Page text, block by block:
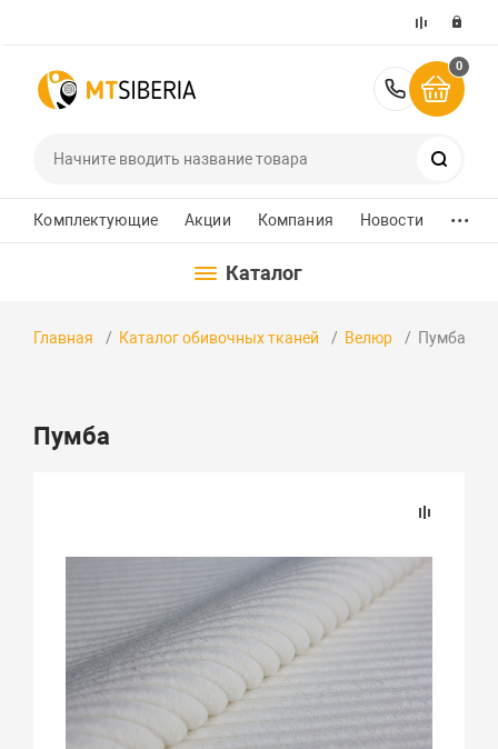
+7
0
Комплектующие Акции Компания Новости ...
Каталог
Главная Каталог обивочных тканей Велюр Пумба
Пумба